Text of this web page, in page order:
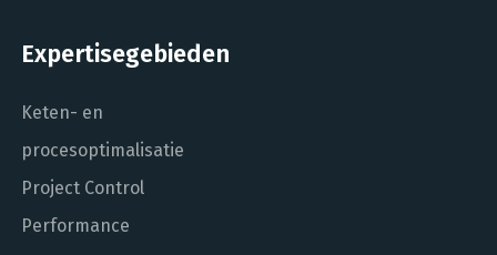
Expertisegebieden
Keten- en
procesoptimalisatie
Project Control
Performance